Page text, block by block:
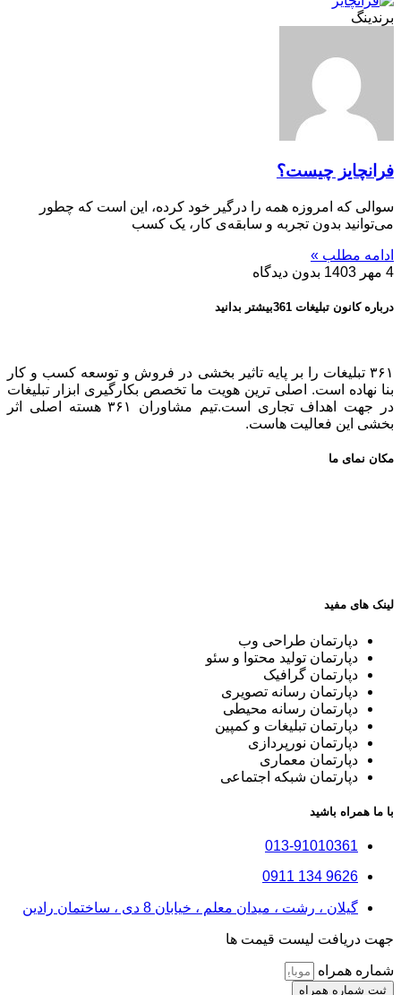
برندینگ
فرانچایز چیست؟
سوالی که امروزه همه را درگیر خود کرده، این است که چطور
می‌توانید بدون تجربه و سابقه‌ی کار، یک کسب
ادامه مطلب »
4 مهر 1403
بدون دیدگاه
درباره کانون تبلیغات 361بیشتر بدانید
۳۶۱ تبلیغات را بر پایه تاثیر بخشی در فروش و توسعه کسب و کار
بنا نهاده است. اصلی ترین هویت ما تخصص بکارگیری ابزار تبلیغات
در جهت اهداف تجاری است.تیم مشاوران ۳۶۱ هسته اصلی اثر
بخشی این فعالیت هاست.
مکان نمای ما
لینک های مفید
دپارتمان طراحی وب
دپارتمان تولید محتوا و سئو
دپارتمان گرافیک
دپارتمان رسانه تصویری
دپارتمان رسانه محیطی
دپارتمان تبلیغات و کمپین
دپارتمان نورپردازی
دپارتمان معماری
دپارتمان شبکه اجتماعی
با ما همراه باشید
013-91010361
9626 134 0911
گیلان ، رشت ، میدان معلم ، خیابان 8 دی ، ساختمان رادین
جهت دریافت لیست قیمت ها
شماره همراه
ثبت شماره همراه